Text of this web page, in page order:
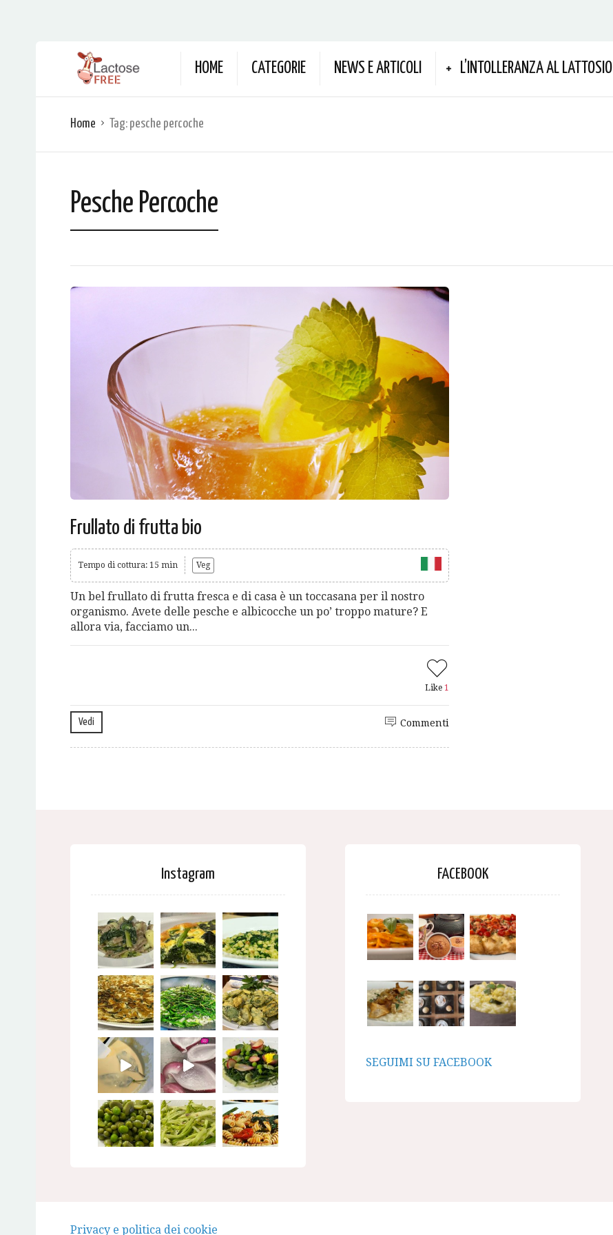
HOME CATEGORIE NEWS E ARTICOLI L’INTOLLERANZA AL LATTOSIO
Home Tag: pesche percoche
Pesche Percoche
Frullato di frutta bio
Tempo di cottura: 15 min Veg
Un bel frullato di frutta fresca e di casa è un toccasana per il nostro
organismo. Avete delle pesche e albicocche un po’ troppo mature? E
allora via, facciamo un...
Like 1
Vedi Commenti
Instagram FACEBOOK
SEGUIMI SU FACEBOOK
Privacy e politica dei cookie